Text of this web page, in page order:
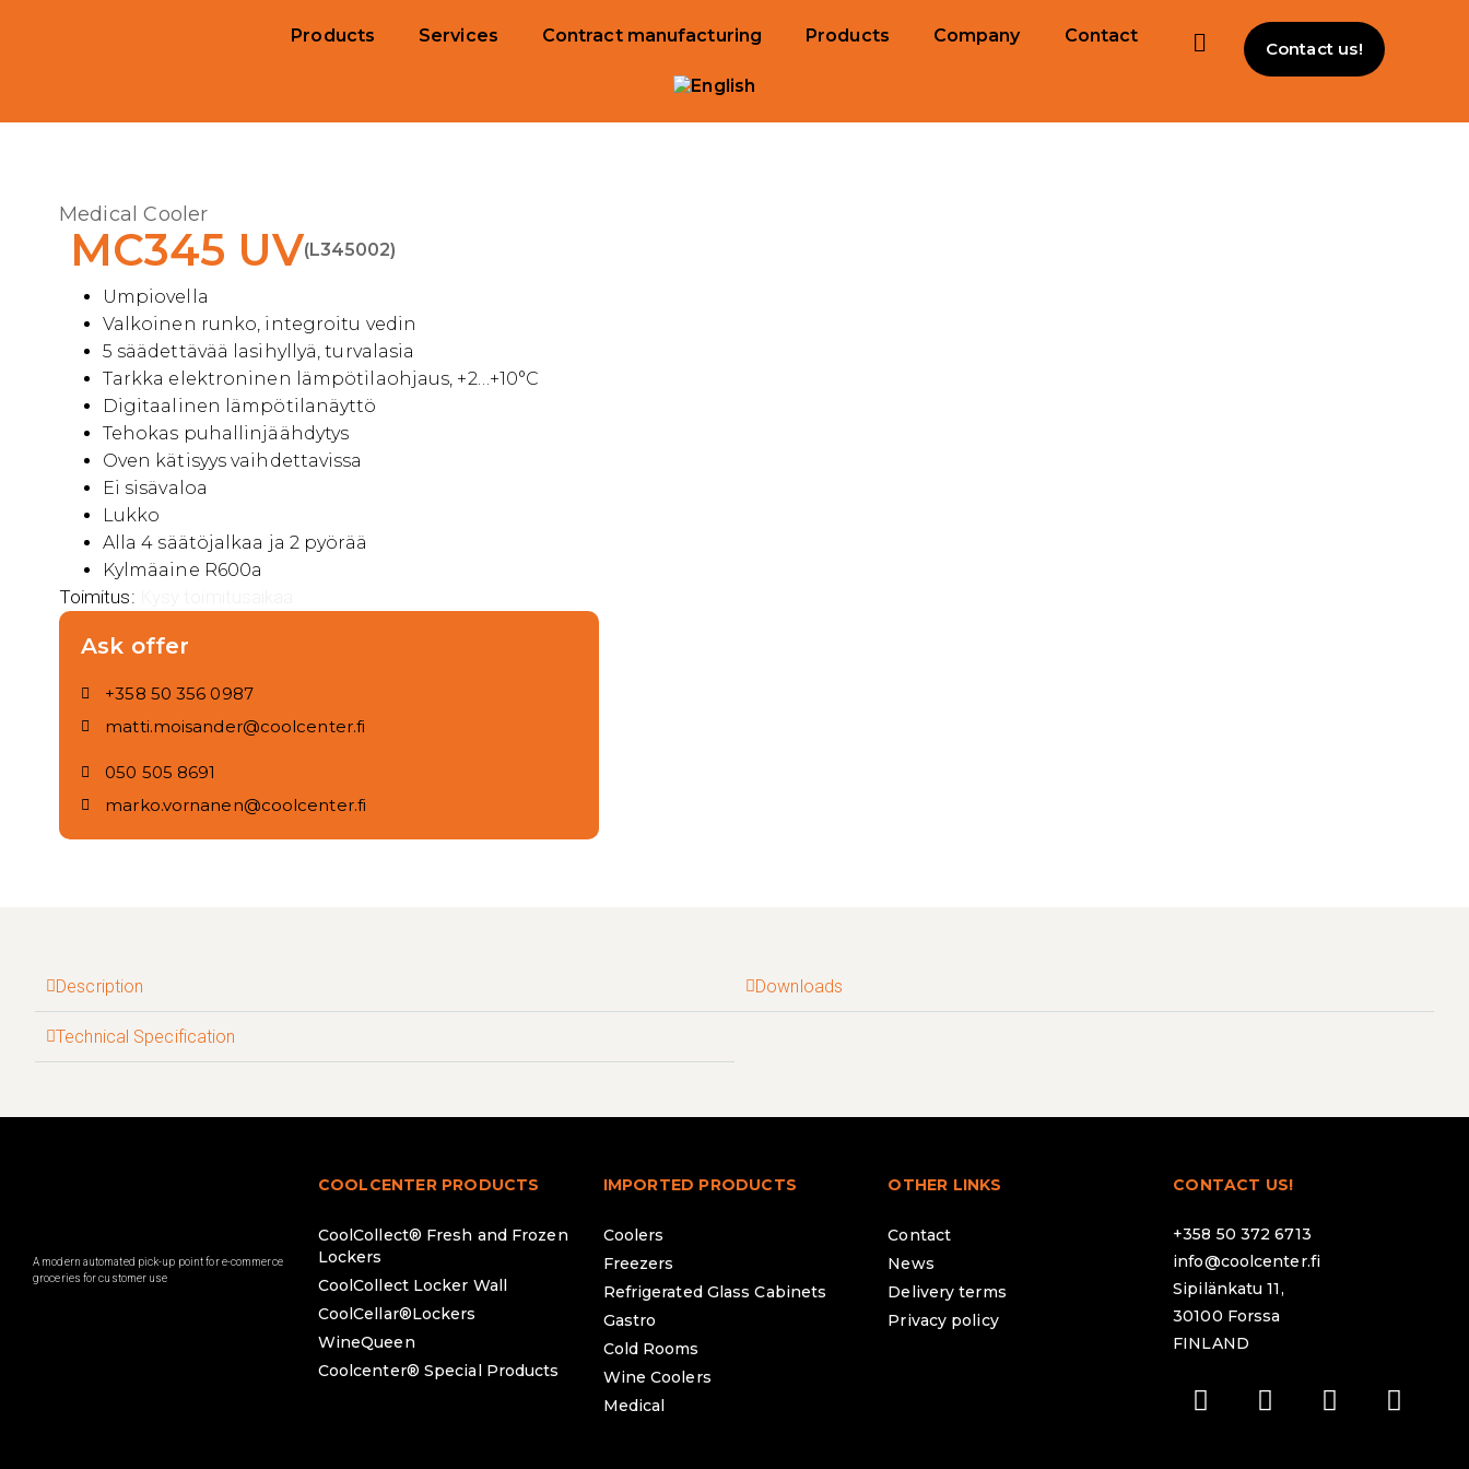
Products Services Contract manufacturing Products Company Contact
Contact us!
Medical Cooler
MC345 UV(L345002)
Umpiovella
Valkoinen runko, integroitu vedin
5 säädettävää lasihyllyä, turvalasia
Tarkka elektroninen lämpötilaohjaus, +2…+10°C
Digitaalinen lämpötilanäyttö
Tehokas puhallinjäähdytys
Oven kätisyys vaihdettavissa
Ei sisävaloa
Lukko
Alla 4 säätöjalkaa ja 2 pyörää
Kylmäaine R600a
Toimitus:
Ask offer
+358 50 356 0987
matti.moisander@coolcenter.fi
050 505 8691
marko.vornanen@coolcenter.fi
Description
Technical Specification
Downloads
A modern automated pick-up point for e-commerce
groceries for customer use
COOLCENTER PRODUCTS
CoolCollect® Fresh and Frozen
Lockers
CoolCollect Locker Wall
CoolCellar®Lockers
WineQueen
Coolcenter® Special Products
IMPORTED PRODUCTS
Coolers
Freezers
Refrigerated Glass Cabinets
Gastro
Cold Rooms
Wine Coolers
Medical
OTHER LINKS
Contact
News
Delivery terms
Privacy policy
CONTACT US!
+358 50 372 6713
info@coolcenter.fi
Sipilänkatu 11,
30100 Forssa
FINLAND